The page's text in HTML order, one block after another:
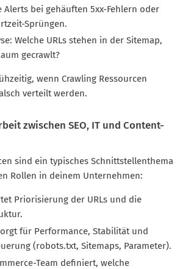
bei gehäuften 5xx-Fehlern oder
Sprüngen.
Welche URLs stehen in der Sitemap,
gecrawlt?
wenn Crawling Ressourcen
verteilt werden.
zwischen SEO, IT und Content-
sind ein typisches Schnittstellenthema
Rollen in deinem Unternehmen:
Priorisierung der URLs und die
für Performance, Stabilität und
(robots.txt, Sitemaps, Parameter).
Team definiert, welche